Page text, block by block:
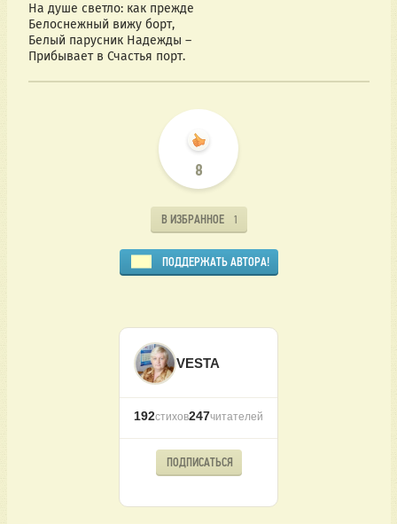
На душе светло: как прежде
Белоснежный вижу борт,
Белый парусник Надежды –
Прибывает в Счастья порт.
8
В ИЗБРАННОЕ 1
ПОДДЕРЖАТЬ АВТОРА!
VESTA
192стихов247читателей
ПОДПИСАТЬСЯ